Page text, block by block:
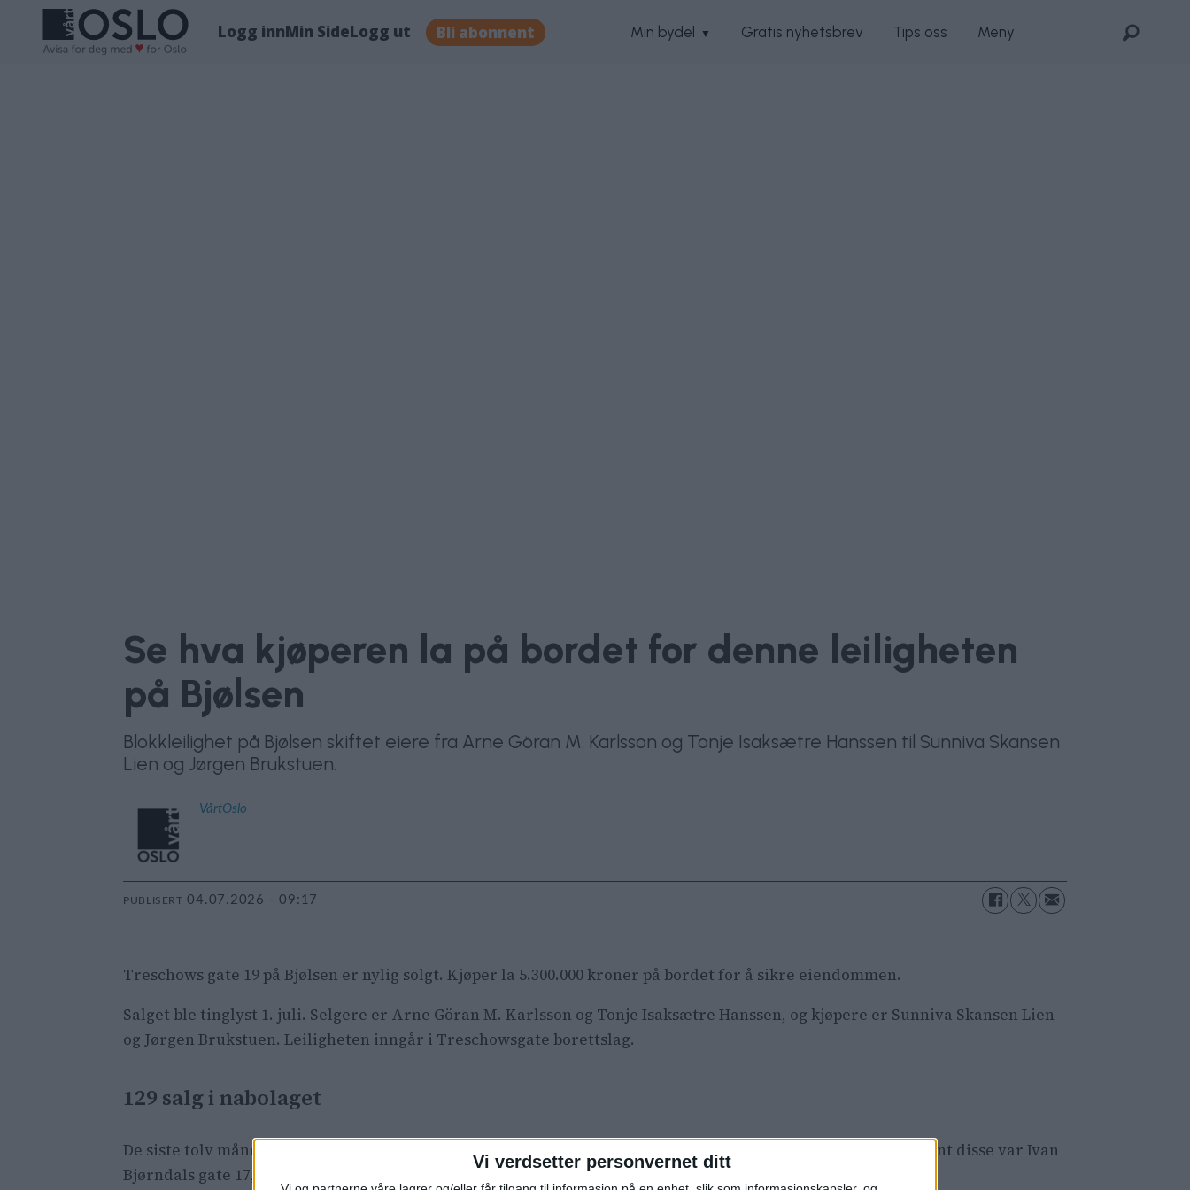
Vi verdsetter personvernet ditt
Logg innMin SideLogg ut Bli abonnent Min bydel Gratis nyhetsbrev Tips oss Meny
Se hva kjøperen la på bordet for denne leiligheten
på Bjølsen
Blokkleilighet på Bjølsen skiftet eiere fra Arne Göran M. Karlsson og Tonje Isaksætre Hanssen til Sunniva Skansen
Lien og Jørgen Brukstuen.
VårtOslo
PUBLISERT 04.07.2026 - 09:17
Treschows gate 19 på Bjølsen er nylig solgt. Kjøper la 5.300.000 kroner på bordet for å sikre eiendommen.
Salget ble tinglyst 1. juli. Selgere er Arne Göran M. Karlsson og Tonje Isaksætre Hanssen, og kjøpere er Sunniva Skansen Lien
og Jørgen Brukstuen. Leiligheten inngår i Treschowsgate borettslag.
129 salg i nabolaget
De siste tolv månedene er det solgt 129 andre boliger i 200 meters avstand fra denne eiendommen. Dyrest blant disse var Ivan
Bjørndals gate 17, som gikk for 15.300.000 kroner.